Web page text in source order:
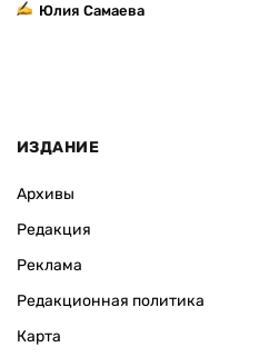
Юлия Самаева
ИЗДАНИЕ
Архивы
Редакция
Реклама
Редакционная политика
Карта